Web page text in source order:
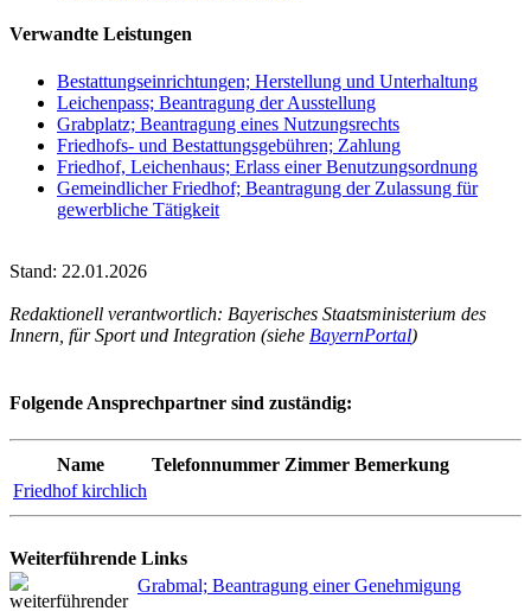
Verwandte Leistungen
Bestattungseinrichtungen; Herstellung und Unterhaltung
Leichenpass; Beantragung der Ausstellung
Grabplatz; Beantragung eines Nutzungsrechts
Friedhofs- und Bestattungsgebühren; Zahlung
Friedhof, Leichenhaus; Erlass einer Benutzungsordnung
Gemeindlicher Friedhof; Beantragung der Zulassung für
gewerbliche Tätigkeit
Stand: 22.01.2026
Redaktionell verantwortlich: Bayerisches Staatsministerium des
Innern, für Sport und Integration (siehe BayernPortal)
Folgende Ansprechpartner sind zuständig:
Name Telefonnummer Zimmer Bemerkung
Friedhof kirchlich
Weiterführende Links
Grabmal; Beantragung einer Genehmigung